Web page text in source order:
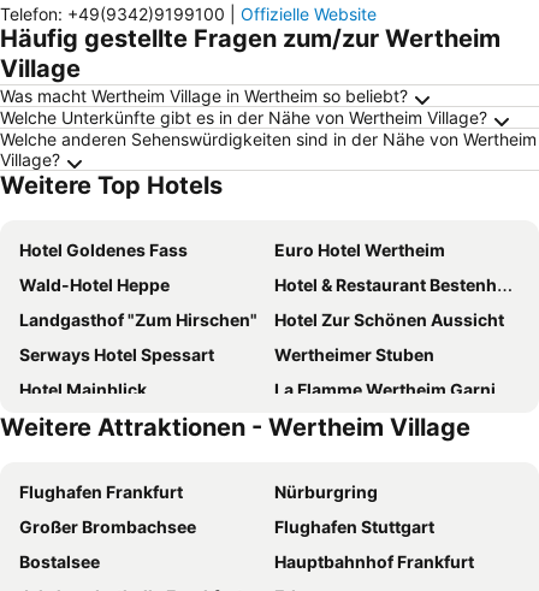
Telefon: +49(9342)9199100 Offizielle Website
Häufig gestellte Fragen zum/zur Wertheim
Village
Was macht Wertheim Village in Wertheim so beliebt?
Welche Unterkünfte gibt es in der Nähe von Wertheim Village?
Welche anderen Sehenswürdigkeiten sind in der Nähe von Wertheim
Village?
Weitere Top Hotels
Hotel Goldenes Fass
Euro Hotel Wertheim
Wald-Hotel Heppe
Hotel & Restaurant Bestenheider Stuben
Landgasthof "Zum Hirschen"
Hotel Zur Schönen Aussicht
Serways Hotel Spessart
Wertheimer Stuben
Hotel Mainblick
La Flamme Wertheim Garni
Wirtshaus & Hotel Zur Alten Brauerei Zapf
Altstadthotel Baunachshof
Gasthof Hotel Zum Ross
B&B HOTEL Wertheim
Hotel Anker
Belle Maison - Das kleine Hotel
Häuser der Villa Italia
Hotel Restaurant Schwan
Weitere Attraktionen - Wertheim Village
Flughafen Frankfurt
Nürburgring
Großer Brombachsee
Flughafen Stuttgart
Bostalsee
Hauptbahnhof Frankfurt